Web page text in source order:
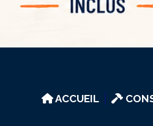
ACCUEIL